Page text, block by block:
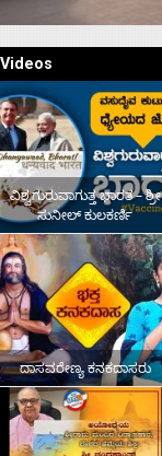
Videos
ವಿಶ್ವಗುರುವಾಗುತ್ತ ಭಾರತ – ಶ್ರೀ
ಸುನೀಲ್‌ ಕುಲಕರ್ಣಿ
ದಾಸವರೇಣ್ಯ ಕನಕದಾಸರು